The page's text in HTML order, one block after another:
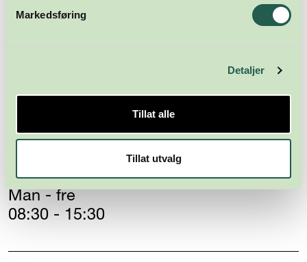
Markedsføring
Detaljer
Tillat alle
Tillat utvalg
4611 Kristiansand
post@nikr.no
Man - fre
08:30 - 15:30